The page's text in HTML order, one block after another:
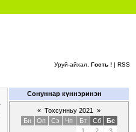
Уруй-айхал, Гость ! | RSS
Сонуннар күннэринэн
« Тохсунньу 2021
»
Бн
Оп Сэ Чп Бт Сб
Бс